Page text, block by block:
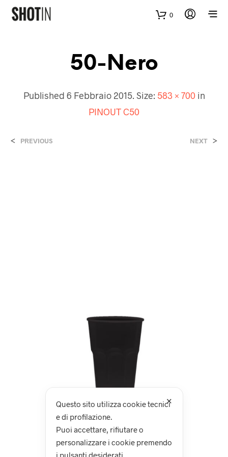
0
50-Nero
Published 6 Febbraio 2015. Size: 583 × 700in
PINOUT C50
< PREVIOUS NEXT >
✕
Questo sito utilizza cookie tecnici
e di profilazione.
Puoi accettare, rifiutare o
personalizzare i cookie premendo
i pulsanti desiderati.